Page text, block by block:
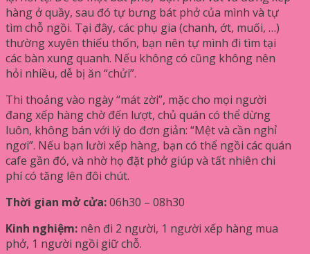
hàng ở quầy, sau đó tự bưng bát phở của mình và tự
tìm chỗ ngồi. Tại đây, các phụ gia (chanh, ớt, muối, …)
thường xuyên thiếu thốn, bạn nên tự mình đi tìm tại
các bàn xung quanh. Nếu không có cũng không nên
hỏi nhiều, dễ bị ăn “chửi”.
Thi thoảng vào ngày “mát zời”, mặc cho mọi người
đang xếp hàng chờ đến lượt, chủ quán có thể dừng
luôn, không bán với lý do đơn giản: “Mệt và cần nghỉ
ngơi”. Nếu bạn lười xếp hàng, bạn có thể ngồi các quán
cafe gần đó, và nhờ họ đặt phở giúp và tất nhiên chi
phí có tăng lên đôi chút.
Thời gian mở cửa:06h30 – 08h30
Kinh nghiệm: nên đi 2 người, 1 người xếp hàng mua
phở, 1 người ngồi giữ chỗ.